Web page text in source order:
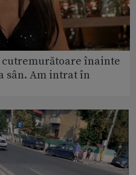
înainte
sân. Am intrat în